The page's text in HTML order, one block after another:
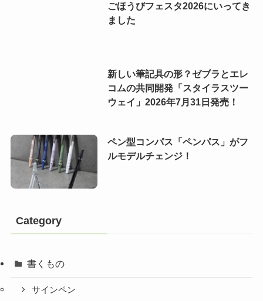
ごほうびフェスタ2026にいってき
ました
新しい筆記具の形？ゼブラとエレ
コムの共同開発「スタイラスツー
ウェイ」2026年7月31日発売！
ペン型コンパス「ペンパス」がフ
ルモデルチェンジ！
Category
書くもの
サインペン